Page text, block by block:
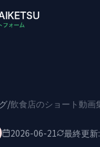
/
2026-06-21 最終更新: